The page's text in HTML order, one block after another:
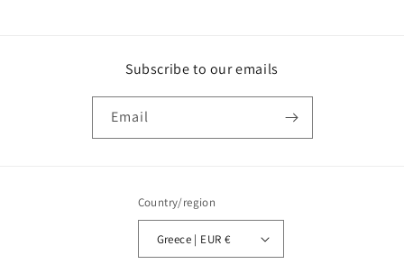
Subscribe to our emails
Email
Country/region
Greece | EUR €